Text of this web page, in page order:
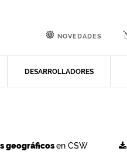
DESARROLLADORES
NOVEDADES
geográficosen CSW